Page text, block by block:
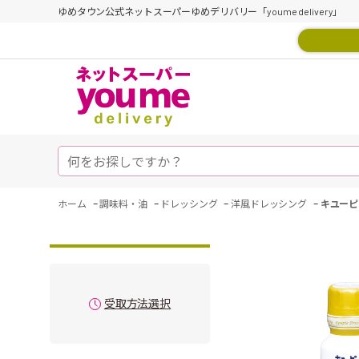
ゆめタウン公式ネットスーパーゆめデリバリー「youme delivery」
ホーム -調味料・油 - ドレッシング -洋風ドレッシング - キユー
受取方法選択